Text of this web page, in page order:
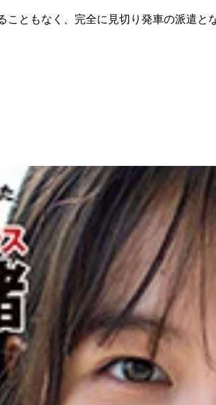
ともなく、完全に見切り発車の派遣と